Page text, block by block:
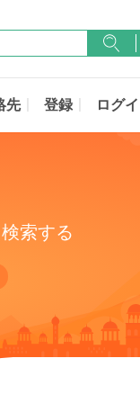
先 登録 ログ
索する